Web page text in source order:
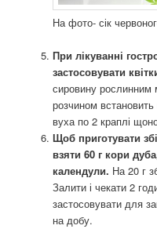
На фото- сік
При лікуванні
застосовувати
сировину
розчином
вуха по 2 краплі
Щоб приготувати
взяти 60 г кори
календули. На 20 г
Залити і чекати 2
застосовувати для
на добу.